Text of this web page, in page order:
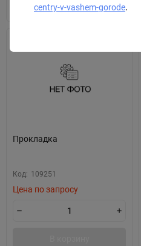
centry-v-vashem-gorode.
Прокладка
Код: 109251
Цена по запросу